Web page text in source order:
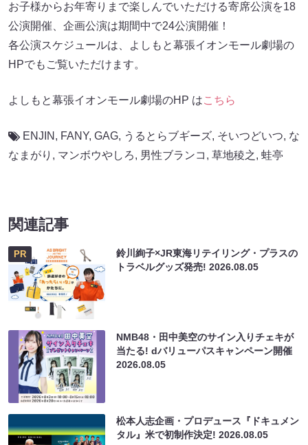
お子様からお年寄りまで楽しんでいただける寄席公演を18
公演開催、企画公演は期間中で24公演開催！
各公演スケジュールは、よしもと幕張イオンモール劇場の
HPでもご覧いただけます。
よしもと幕張イオンモール劇場のHP はこちら
ENJIN , FANY, GAG, うるとらブギーズ, そいつどいつ, な
なまがり , マンボウやしろ, 男性ブランコ , 草地稜之, 蛙亭
関連記事
PR
鈴川絢子×JR東海リテイリング・プラスの
トラベルグッズ発売!2026.08.05
NMB48・田中美空のサイン入りチェキが
当たる! dバリューパスキャンペーン開催
2026.08.05
松本人志企画・プロデュース『ドキュメン
タル』米で初制作決定!2026.08.05